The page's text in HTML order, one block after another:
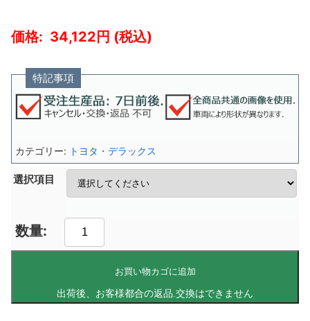
34,122
特記事項
選択項目
お買い物カゴに追加
カテゴリー: トヨタ・デラックス